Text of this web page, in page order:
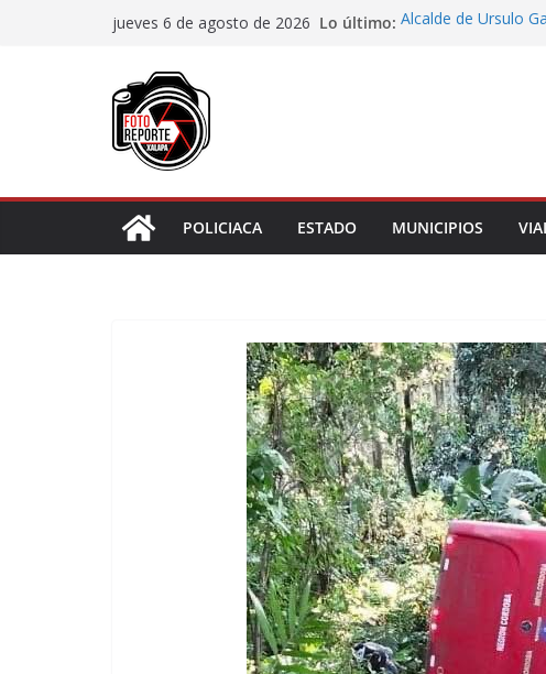
jueves 6 de agosto de 2026 Lo último: Alcalde de Úrsulo
de discapacidad
POLICIACA
ESTADO MUNICIPIOS